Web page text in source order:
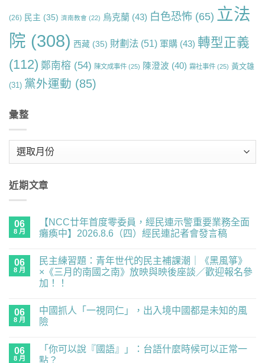
(26) 民主 (35) 濟南教會 (22) 烏克蘭 (43) 白色恐怖 (65) 立法
院 (308) 西藏 (35) 財劃法 (51) 軍購 (43) 轉型正義
(112) 鄭南榕 (54) 陳文成事件 (25) 陳澄波 (40) 霧社事件 (25) 黃文雄
(31) 黨外運動 (85)
彙整
近期文章
06
8 月
【NCC廿年首度零委員，經民連示警重要業務全面
癱瘓中】2026.8.6（四）經民連記者會發言稿
廿
首
度
員，
經
民
要
留
言
06
8 月
民主練習題：青年世代的民主補課潮｜《黑風箏》
×《三月的南國之南》放映與映後座談／歡迎報名參
加！！
主
練
習
世
留
言
06
8 月
中國抓人「一視同仁」，出入境中國都是未知的風
險
抓
言
06
8 月
「你可以說『國語』」：台語什麼時候可以正常一
點？